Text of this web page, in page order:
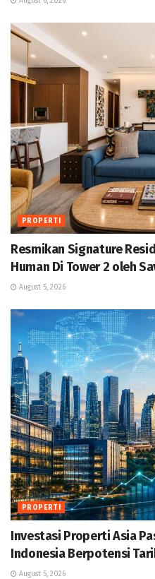
PROPERTI
Resmikan Signature
Human Di Tower 2 oleh
August 5, 2026
PROPERTI
Investasi Properti Asia
Indonesia Berpotensi
August 5, 2026